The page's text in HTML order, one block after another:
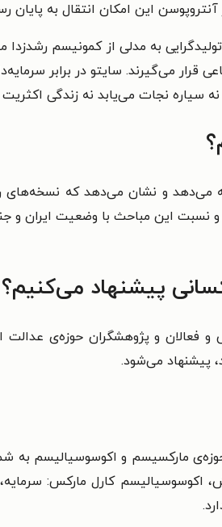
این امکان انتقال به پایان
به مدلی از کمونیسم
می‌گیرند. سایتو در برابر
سیاره نجات می‌یابد نه زندگی
می‌دهد و نشان می‌دهد که نسخه‌های
و نسبت این مباحث با وضعیت ایران
پیشنهاد می‌کنیم؟
فعالان و پژوهشگران حوزه‌ی
پیشنهاد می‌شود.
کرد و در سال ۲۰۱۷ نخستین کتاب مهمش،